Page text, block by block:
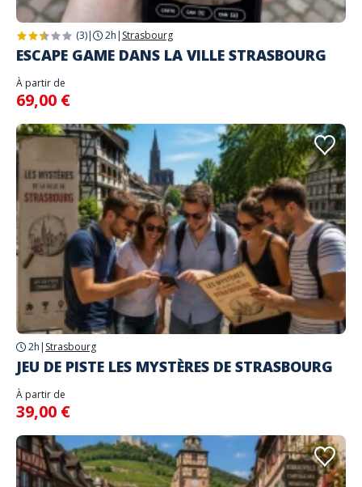
(3)| 2h | Strasbourg
ESCAPE GAME DANS LA VILLE STRASBOURG
À partir de
69,00 €
2h | Strasbourg
JEU DE PISTE LES MYSTÈRES DE STRASBOURG
À partir de
39,00 €